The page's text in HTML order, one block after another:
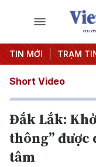
TIN MỚI TRẠM
#Hội nghị Trung ương
Short Video
Đắk Lắk:
thông” được
tâm